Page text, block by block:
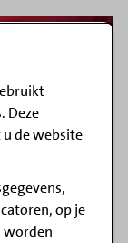
Deze
de website
op je
worden